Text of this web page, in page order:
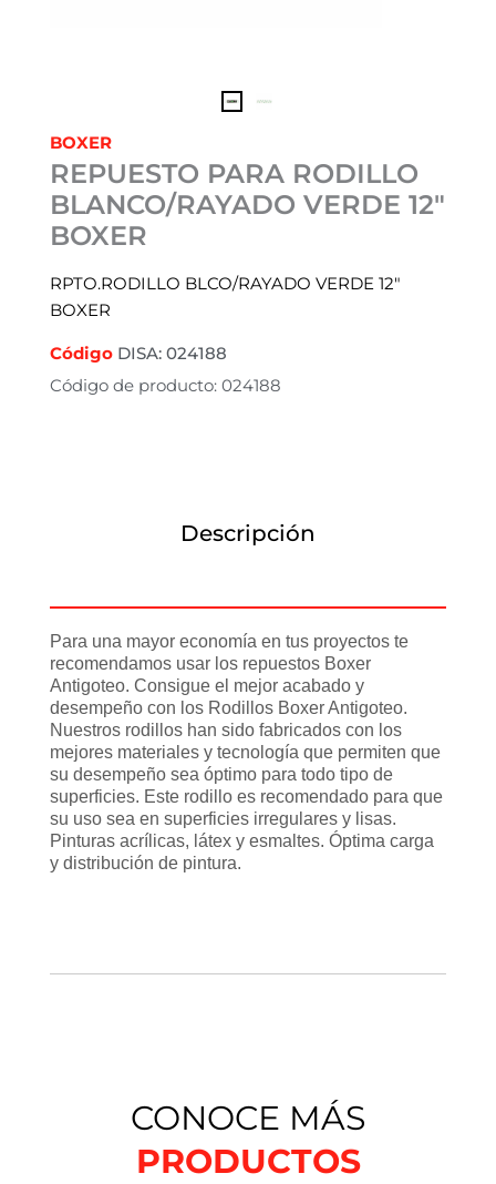
BOXER
REPUESTO PARA RODILLO
BLANCO/RAYADO VERDE 12″
BOXER
RPTO.RODILLO BLCO/RAYADO VERDE 12″
BOXER
Código DISA: 024188
Código de producto: 024188
Descripción
Para una mayor economía en tus proyectos te
recomendamos usar los repuestos Boxer
Antigoteo. Consigue el mejor acabado y
desempeño con los Rodillos Boxer Antigoteo.
Nuestros rodillos han sido fabricados con los
mejores materiales y tecnología que permiten que
su desempeño sea óptimo para todo tipo de
superficies. Este rodillo es recomendado para que
su uso sea en superficies irregulares y lisas.
Pinturas acrílicas, látex y esmaltes. Óptima carga
y distribución de pintura.
CONOCE MÁS
PRODUCTOS